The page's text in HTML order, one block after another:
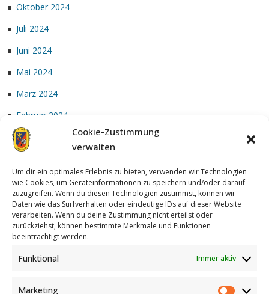
Cookie-Zustimmung
verwalten
Um dir ein optimales Erlebnis zu bieten, verwenden wir Technologien
wie Cookies, um Geräteinformationen zu speichern und/oder darauf
zuzugreifen. Wenn du diesen Technologien zustimmst, können wir
Daten wie das Surfverhalten oder eindeutige IDs auf dieser Website
verarbeiten. Wenn du deine Zustimmung nicht erteilst oder
zurückziehst, können bestimmte Merkmale und Funktionen
beeinträchtigt werden.
Funktional Immer aktiv
Marketing
Oktober 2024
Juli 2024
Juni 2024
Mai 2024
März 2024
Februar 2024
Januar 2024
Achterzug| Designed by: